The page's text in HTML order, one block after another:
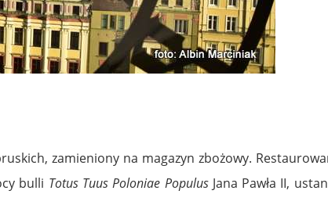
zamieniony na magazyn zbożowy.
bulli Totus Tuus Poloniae PopulusJana Pawła II,